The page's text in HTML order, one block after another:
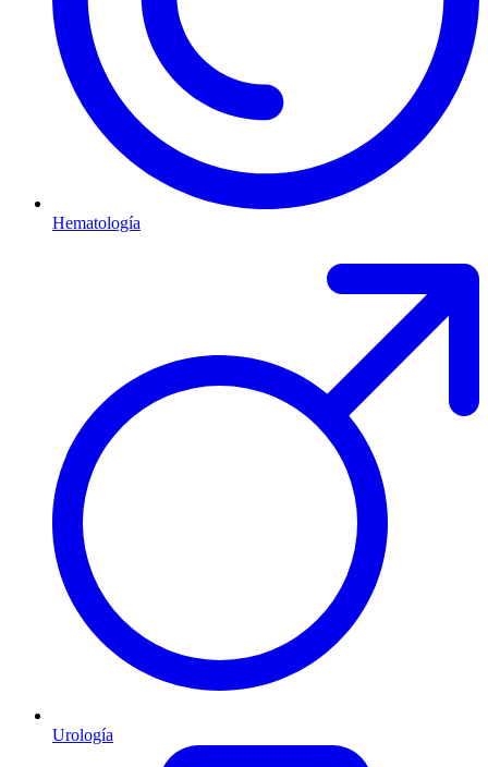
Hematología
Urología